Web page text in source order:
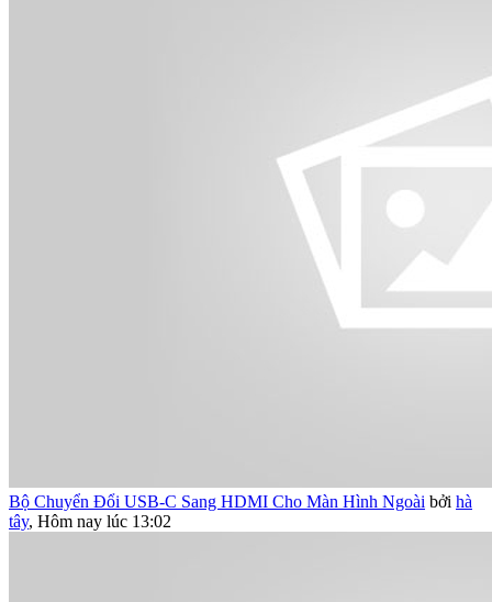
Bộ Chuyển Đổi USB-C Sang HDMI Cho Màn Hình Ngoài bởi hà
tây, Hôm nay lúc 13:02